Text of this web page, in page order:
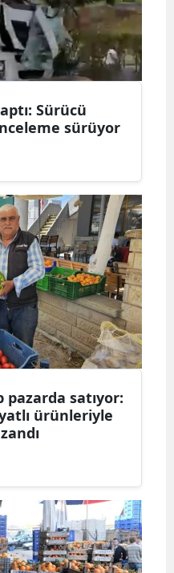
Sürücü
sürüyor
pazarda satıyor:
ürünleriyle